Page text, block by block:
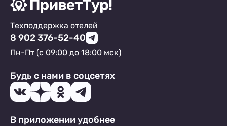
Техподдержка отелей
8 902 376-52-40
Пн-Пт (с 09:00 до 18:00 мск)
Будь с нами в соцсетях
В приложении удобнее